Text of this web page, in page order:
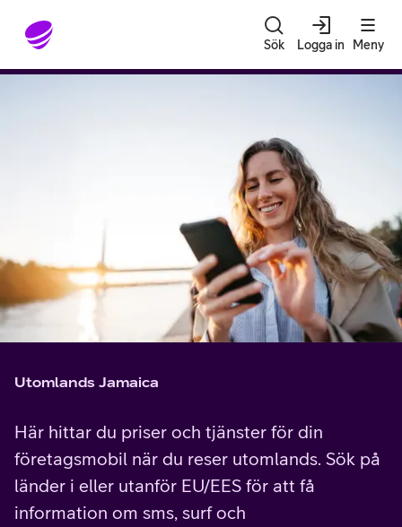
Gå till sidans innehåll
Sök Logga in Meny
Utomlands Jamaica
Här hittar du priser och tjänster för din
företagsmobil när du reser utomlands. Sök på
länder i eller utanför EU/EES för att få
information om sms, surf och